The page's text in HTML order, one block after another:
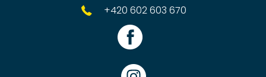
+420 602 603 670